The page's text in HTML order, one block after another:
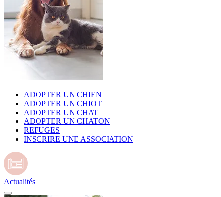
ADOPTER UN CHIEN
ADOPTER UN CHIOT
ADOPTER UN CHAT
ADOPTER UN CHATON
REFUGES
INSCRIRE UNE ASSOCIATION
Actualités